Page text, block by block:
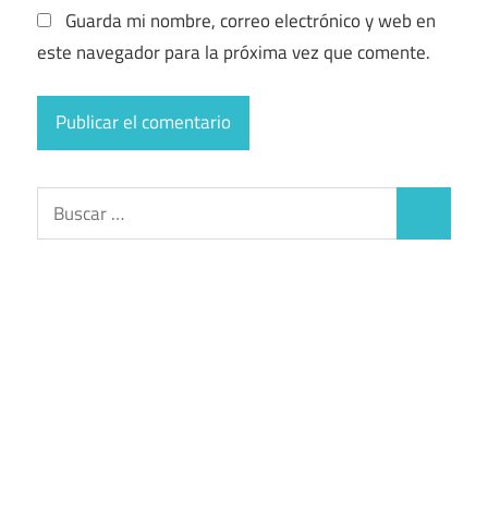
Guarda mi nombre, correo electrónico y web en
este navegador para la próxima vez que comente.
Buscar: